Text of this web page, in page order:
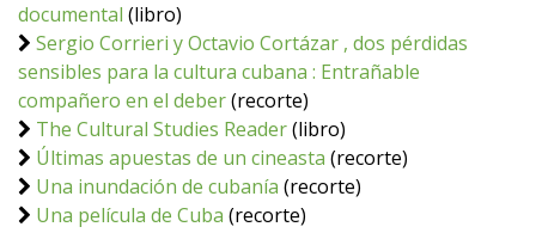
documental (libro)
Sergio Corrieri y Octavio Cortázar , dos pérdidas
sensibles para la cultura cubana : Entrañable
compañero en el deber(recorte)
The Cultural Studies Reader(libro)
Últimas apuestas de un cineasta (recorte)
Una inundación de cubanía (recorte)
Una película de Cuba (recorte)